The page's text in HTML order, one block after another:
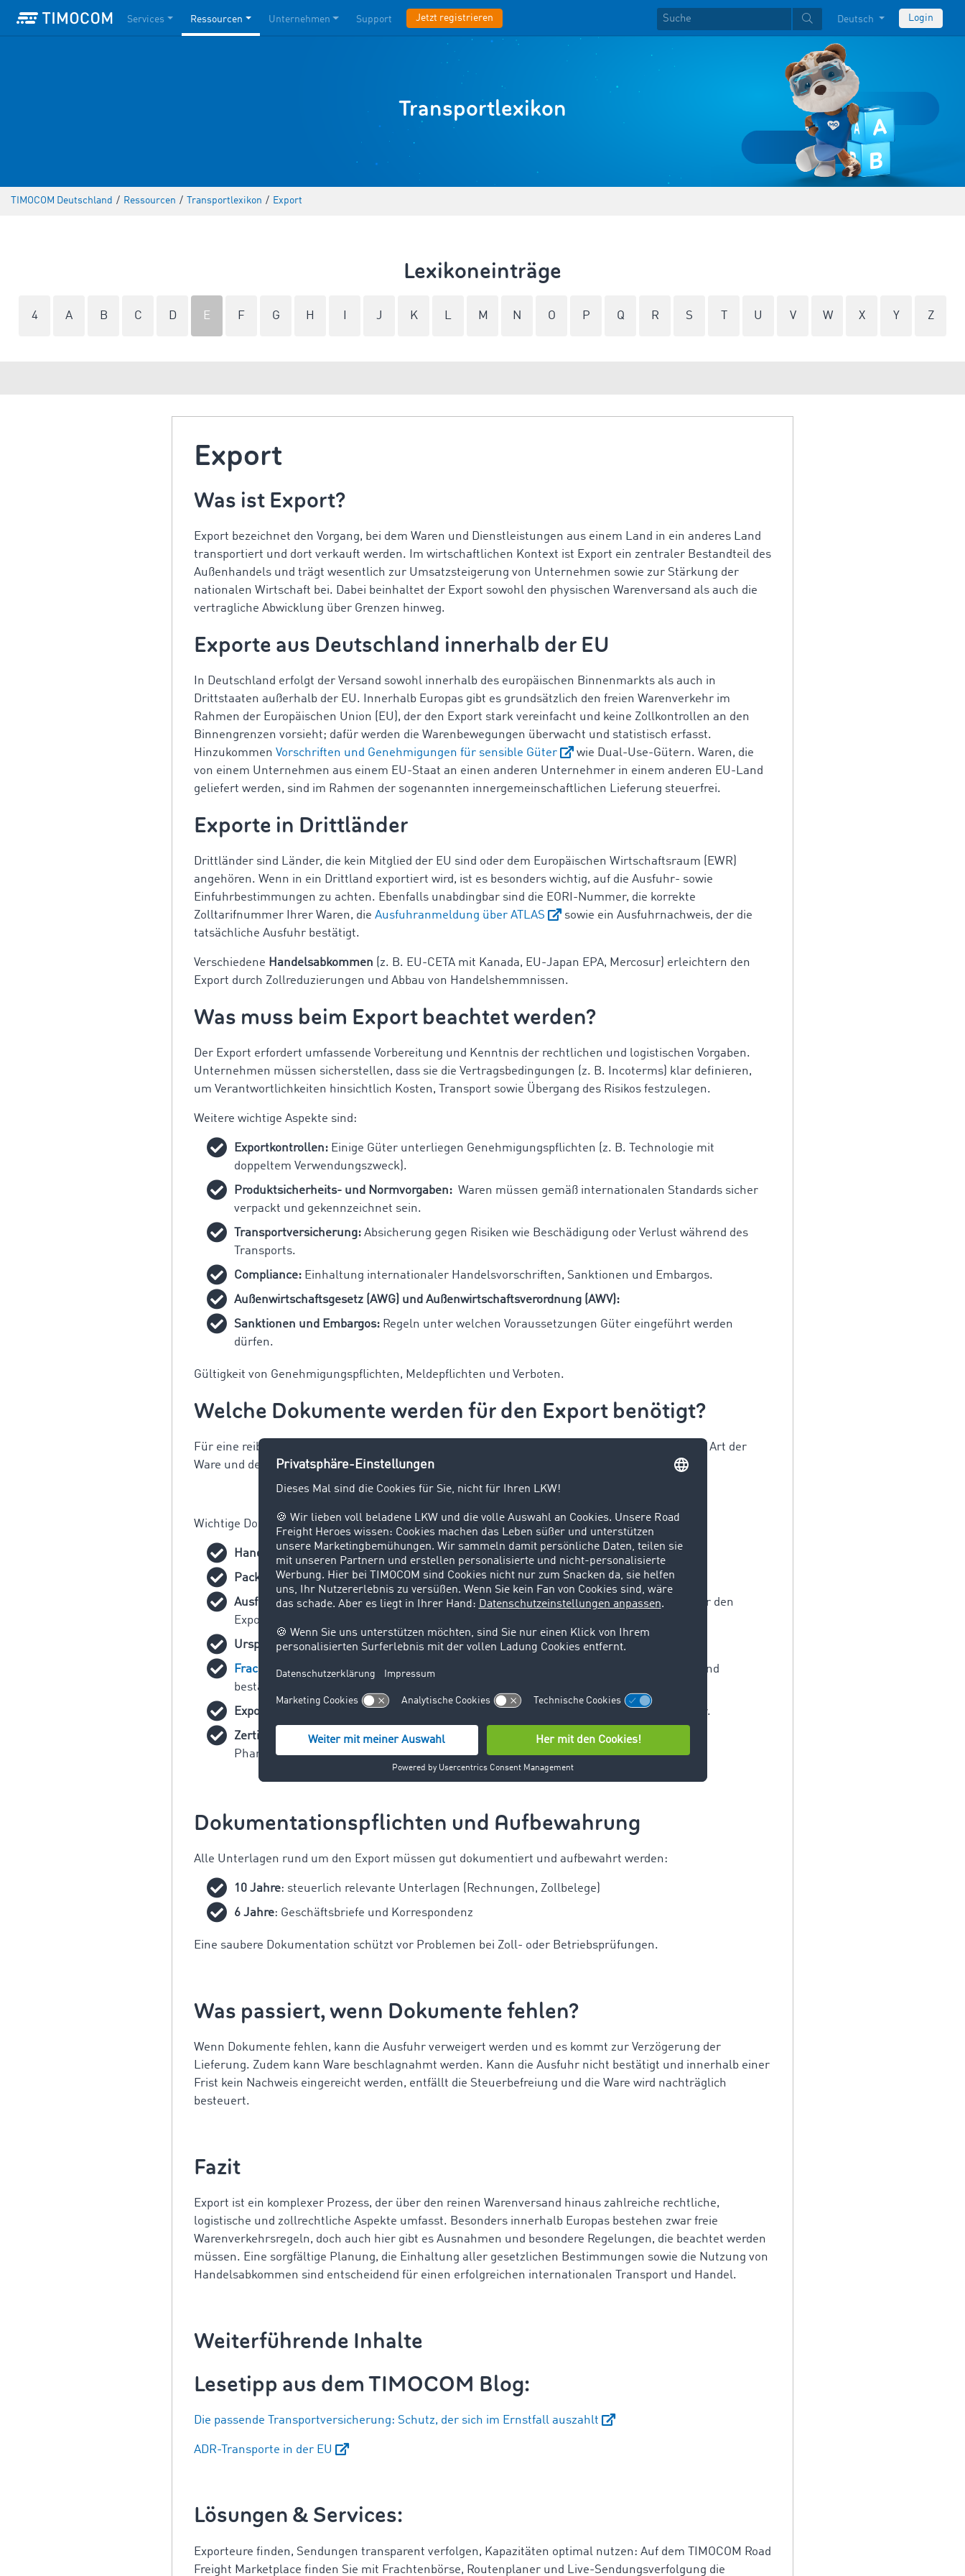
Services Ressourcen Unternehmen Support Jetzt registrieren Deutsch Login
Transportlexikon
TIMOCOM Deutschland / Ressourcen / Transportlexikon / Export
Lexikoneinträge
4 A B C D E F G H J K L M N O P Q R S U V W X Y Z
Export
Was ist Export?
Export bezeichnet den Vorgang, bei dem Waren und Dienstleistungen aus einem Land in ein anderes Land
transportiert und dort verkauft werden. Im wirtschaftlichen Kontext ist Export ein zentraler Bestandteil des
Außenhandels und trägt wesentlich zur Umsatzsteigerung von Unternehmen sowie zur Stärkung der
nationalen Wirtschaft bei. Dabei beinhaltet der Export sowohl den physischen Warenversand als auch die
vertragliche Abwicklung über Grenzen hinweg.
Exporte aus Deutschland innerhalb der EU
In Deutschland erfolgt der Versand sowohl innerhalb des europäischen Binnenmarkts als auch in
Drittstaaten außerhalb der EU. Innerhalb Europas gibt es grundsätzlich den freien Warenverkehr im
Rahmen der Europäischen Union (EU), der den Export stark vereinfacht und keine Zollkontrollen an den
Binnengrenzen vorsieht; dafür werden die Warenbewegungen überwacht und statistisch erfasst.
Hinzukommen Vorschriften und Genehmigungen für sensible Güter
wie Dual-Use-Gütern. Waren, die
von einem Unternehmen aus einem EU-Staat an einen anderen Unternehmer in einem anderen EU-Land
geliefert werden, sind im Rahmen der sogenannten innergemeinschaftlichen Lieferung steuerfrei.
Exporte in Drittländer
Drittländer sind Länder, die kein Mitglied der EU sind oder dem Europäischen Wirtschaftsraum (EWR)
angehören. Wenn in ein Drittland exportiert wird, ist es besonders wichtig, auf die Ausfuhr- sowie
Einfuhrbestimmungen zu achten. Ebenfalls unabdingbar sind die EORI-Nummer, die korrekte
Zolltarifnummer Ihrer Waren, die Ausfuhranmeldung über ATLAS
sowie ein Ausfuhrnachweis, der die
tatsächliche Ausfuhr bestätigt.
Verschiedene Handelsabkommen (z. B. EU-CETA mit Kanada, EU-Japan EPA, Mercosur) erleichtern den
Export durch Zollreduzierungen und Abbau von Handelshemmnissen.
Was muss beim Export beachtet werden?
Der Export erfordert umfassende Vorbereitung und Kenntnis der rechtlichen und logistischen Vorgaben.
Unternehmen müssen sicherstellen, dass sie die Vertragsbedingungen (z. B. Incoterms) klar definieren,
um Verantwortlichkeiten hinsichtlich Kosten, Transport sowie Übergang des Risikos festzulegen.
Weitere wichtige Aspekte sind:
Exportkontrollen: Einige Güter unterliegen Genehmigungspflichten (z. B. Technologie mit
doppeltem Verwendungszweck).
Produktsicherheits- und Normvorgaben: Waren müssen gemäß internationalen Standards sicher
verpackt und gekennzeichnet sein.
Transportversicherung: Absicherung gegen Risiken wie Beschädigung oder Verlust während des
Transports.
Compliance: Einhaltung internationaler Handelsvorschriften, Sanktionen und Embargos.
Außenwirtschaftsgesetz (AWG) und Außenwirtschaftsverordnung (AWV):
Sanktionen und Embargos: Regeln unter welchen Voraussetzungen Güter eingeführt werden
dürfen.
Gültigkeit von Genehmigungspflichten, Meldepflichten und Verboten.
Welche Dokumente werden für den Export benötigt?
Für eine reibungslose Exportabwicklung sind verschiedene Dokumente erforderlich, die von der Art der
Ware und dem Bestimmungsland abhängen.
Wichtige Dokumente sind unter anderem:
Handelsrechnung: Enthält Angaben zu Ware, Menge, Preis und Vertragsbedingungen.
Packliste:Detaillierte Übersicht über den Inhalt der Sendung.
Ausfuhranmeldung:Elektronische Meldung an die Zollbehörde zur Freigabe der Ware für den
Export.
Ursprungszeugnis:Nachweis des Ursprungslandes, oft erforderlich für Zollpräferenzen.
Frachtbrief
(Seefrachtbrief, Luftfrachtbrief, CMR):
Transportdokument, das den Versand
bestätigt.
Exportlizenzen:
Bei bestimmten Gütern benötigt, z. B. Dual-Use-Güter oder Kulturgüter.
Zertifikate und Gesundheitsbescheinigungen:
insbesondere bei Lebensmitteln oder
Pharmazeutika.
Dokumentationspflichten und Aufbewahrung
Alle Unterlagen rund um den Export müssen gut dokumentiert und aufbewahrt werden:
10 Jahre: steuerlich relevante Unterlagen (Rechnungen, Zollbelege)
6 Jahre: Geschäftsbriefe und Korrespondenz
Eine saubere Dokumentation schützt vor Problemen bei Zoll- oder Betriebsprüfungen.
Was passiert, wenn Dokumente fehlen?
Wenn Dokumente fehlen, kann die Ausfuhr verweigert werden und es kommt zur Verzögerung der
Lieferung. Zudem kann Ware beschlagnahmt werden. Kann die Ausfuhr nicht bestätigt und innerhalb einer
Frist kein Nachweis eingereicht werden, entfällt die Steuerbefreiung und die Ware wird nachträglich
besteuert.
Fazit
Export ist ein komplexer Prozess, der über den reinen Warenversand hinaus zahlreiche rechtliche,
logistische und zollrechtliche Aspekte umfasst. Besonders innerhalb Europas bestehen zwar freie
Warenverkehrsregeln, doch auch hier gibt es Ausnahmen und besondere Regelungen, die beachtet werden
müssen. Eine sorgfältige Planung, die Einhaltung aller gesetzlichen Bestimmungen sowie die Nutzung von
Handelsabkommen sind entscheidend für einen erfolgreichen internationalen Transport und Handel.
Weiterführende Inhalte
Lesetipp aus dem TIMOCOM Blog:
Die passende Transportversicherung: Schutz, der sich im Ernstfall auszahlt
ADR-Transporte in der EU
Lösungen & Services:
Exporteure finden, Sendungen transparent verfolgen, Kapazitäten optimal nutzen: Auf dem TIMOCOM Road
Freight Marketplace finden Sie mit Frachtenbörse, Routenplaner und Live-Sendungsverfolgung die